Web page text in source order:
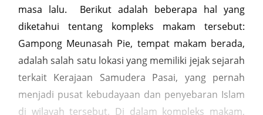
masa lalu. Berikut adalah beberapa hal yang
diketahui tentang kompleks makam tersebut:
Gampong Meunasah Pie, tempat makam berada,
adalah salah satu lokasi yang memiliki jejak sejarah
terkait Kerajaan Samudera Pasai, yang pernah
menjadi pusat kebudayaan dan penyebaran Islam
di wilayah tersebut. Di dalam kompleks makam,